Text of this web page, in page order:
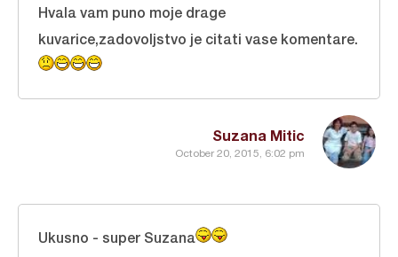
Suzana Mitic
October 20, 2015, 6:02 pm
Hvala vam puno moje drage
kuvarice,zadovoljstvo je citati vase komentare.
Ukusno - super Suzana